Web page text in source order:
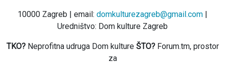
10000 Zagreb | email: domkulturezagreb@gmail.com
Uredništvo: Dom kulture Zagreb
TKO?Neprofitna udruga Dom kulture ŠTO?Forum.tm, prostor
za